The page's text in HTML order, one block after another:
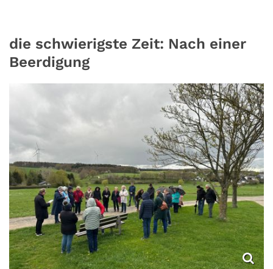
die schwierigste Zeit: Nach einer
Beerdigung